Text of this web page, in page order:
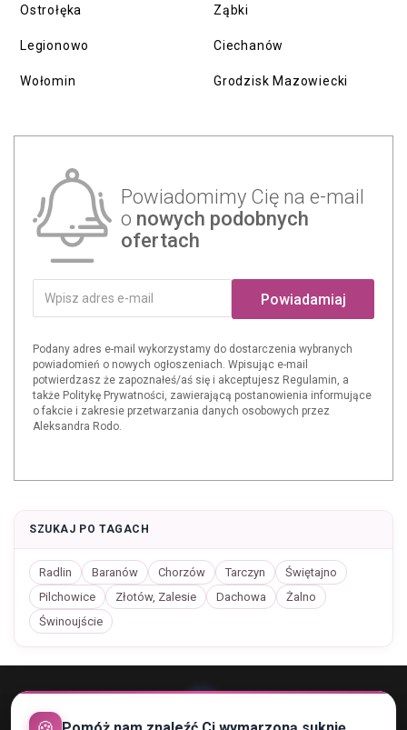
Ostrołęka
Legionowo
Wołomin
Ząbki
Ciechanów
Grodzisk Mazowiecki
Powiadomimy Cię na e-mail
o nowych podobnych
ofertach
Powiadamiaj
Podany adres e-mail wykorzystamy do dostarczenia wybranych
powiadomień o nowych ogłoszeniach. Wpisując e-mail
potwierdzasz że zapoznałeś/aś się i akceptujesz Regulamin, a
także Politykę Prywatności, zawierającą postanowienia informujące
o fakcie i zakresie przetwarzania danych osobowych przez
Aleksandra Rodo.
SZUKAJ PO TAGACH
Radlin Baranów Chorzów Tarczyn
Świętajno
Pilchowice
Złotów, Zalesie Dachowa
Żalno
Świnoujście